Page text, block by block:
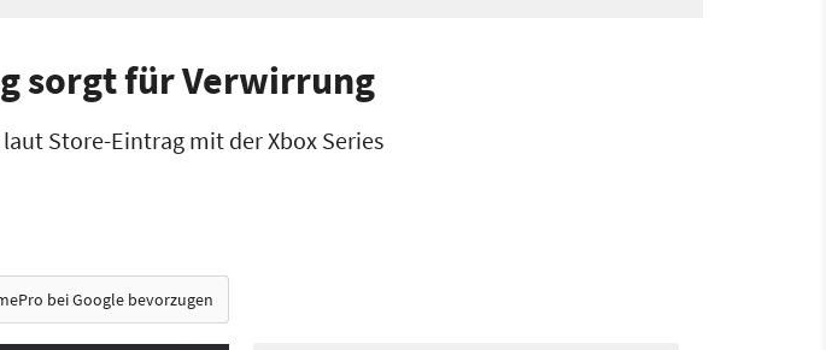
sorgt für Verwirrung
Store-Eintrag mit der Xbox Series
bei Google bevorzugen